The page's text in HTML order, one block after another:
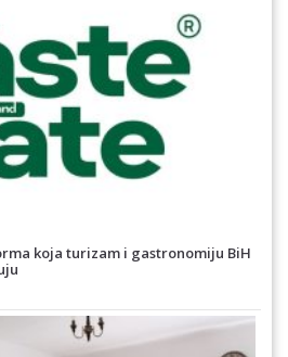
koja turizam i gastronomiju BiH